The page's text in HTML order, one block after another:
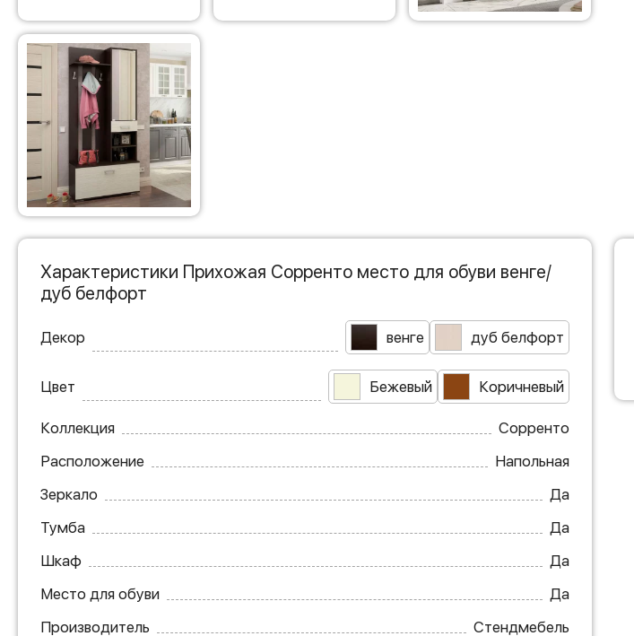
Характеристики Прихожая Сорренто место для обуви венге/
дуб белфорт
Декор венге дуб белфорт
Цвет Бежевый Коричневый
Коллекция
Сорренто
Расположение
Напольная
Зеркало
Да
Тумба
Да
Шкаф
Да
Место для обуви
Да
Производитель
Стендмебель